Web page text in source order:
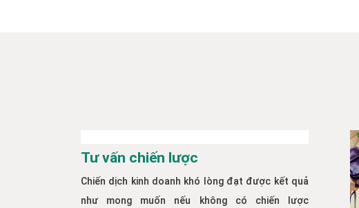
Tư vấn chiến lược
Chiến dịch kinh doanh khó lòng đạt được kết quả
như mong muốn nếu không có chiến lược